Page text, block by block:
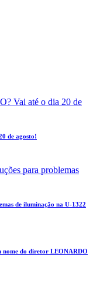
de agosto!
de iluminação na U-1322
nome do diretor LEONARDO